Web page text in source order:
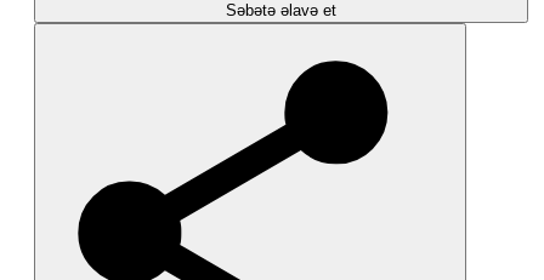
Səbətə əlavə et